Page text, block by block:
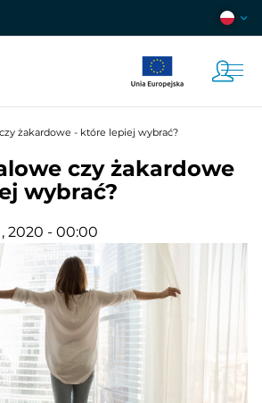
żakardowe - które lepiej wybrać?
czy żakardowe
wybrać?
2020 - 00:00